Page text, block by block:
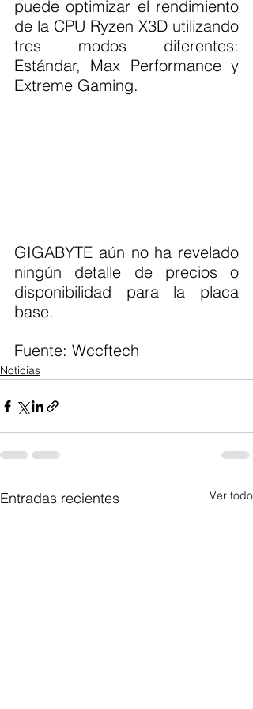
puede optimizar el rendimiento
de la CPU Ryzen X3D utilizando
tres modos diferentes:
Estándar, Max Performance y
Extreme Gaming.
GIGABYTE aún no ha revelado
ningún detalle de precios o
disponibilidad para la placa
base.
Fuente: Wccftech
Noticias
Entradas recientes Ver todo